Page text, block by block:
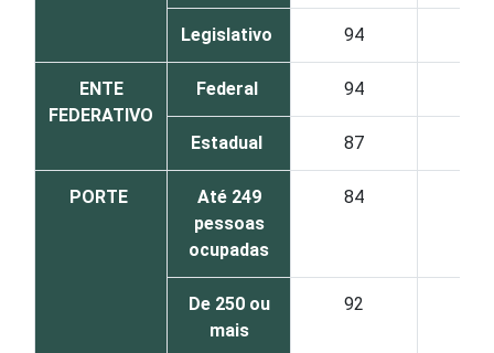
Legislativo 94
ENTE
FEDERATIVO
Federal 94
Estadual 87
PORTE
Até 249
pessoas
ocupadas
84
De 250 ou
mais
92